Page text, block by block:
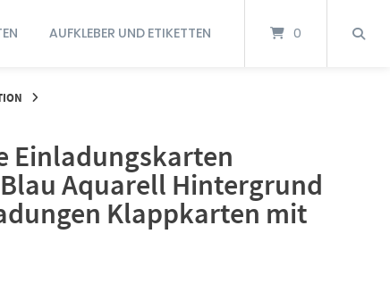
AUFKLEBER UND ETIKETTEN 0
Einladungskarten
Aquarell Hintergrund
Klappkarten mit